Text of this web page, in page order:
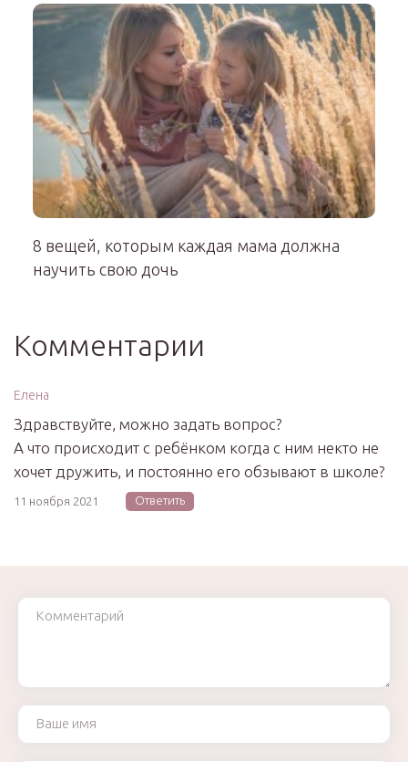
8 вещей, которым каждая мама должна
научить свою дочь
Комментарии
Елена
Здравствуйте, можно задать вопрос?
А что происходит с ребёнком когда с ним некто не
хочет дружить, и постоянно его обзывают в школе?
11 ноября 2021 Ответить
Комментарий
Ваше имя